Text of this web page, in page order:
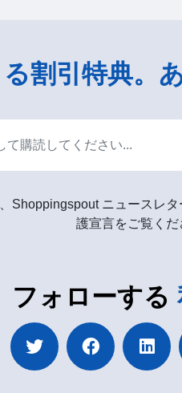
割引特典。
Shoppingspout ニュースレ
護宣言をご覧くだ
フォローする